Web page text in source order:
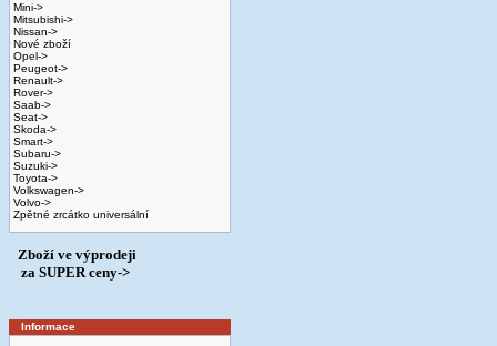
Mini->
Mitsubishi->
Nissan->
Nové zboží
Opel->
Peugeot->
Renault->
Rover->
Saab->
Seat->
Skoda->
Smart->
Subaru->
Suzuki->
Toyota->
Volkswagen->
Volvo->
Zpětné zrcátko universální
Zboží ve výprodeji
­ za SUPER ceny->
Informace